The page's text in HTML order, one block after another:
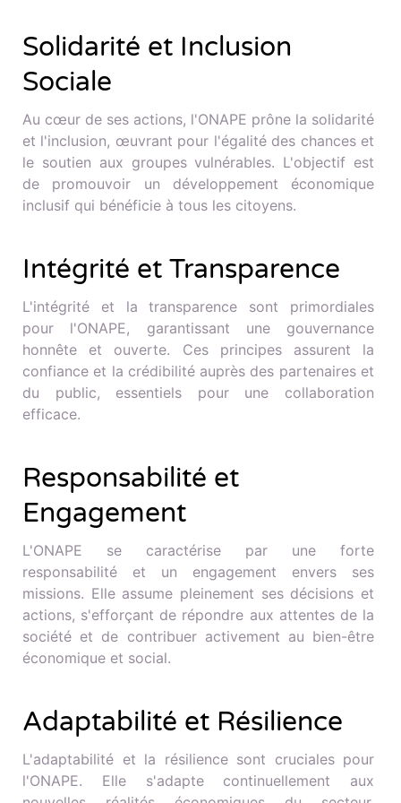
Solidarité et Inclusion
Sociale
Au cœur de ses actions, l'ONAPE prône la solidarité
et l'inclusion, œuvrant pour l'égalité des chances et
le soutien aux groupes vulnérables. L'objectif est
de promouvoir un développement économique
inclusif qui bénéficie à tous les citoyens.
Intégrité et Transparence
L'intégrité et la transparence sont primordiales
pour l'ONAPE, garantissant une gouvernance
honnête et ouverte. Ces principes assurent la
confiance et la crédibilité auprès des partenaires et
du public, essentiels pour une collaboration
efficace.
Responsabilité et
Engagement
L'ONAPE se caractérise par une forte
responsabilité et un engagement envers ses
missions. Elle assume pleinement ses décisions et
actions, s'efforçant de répondre aux attentes de la
société et de contribuer activement au bien-être
économique et social.
Adaptabilité et Résilience
L'adaptabilité et la résilience sont cruciales pour
l'ONAPE. Elle s'adapte continuellement aux